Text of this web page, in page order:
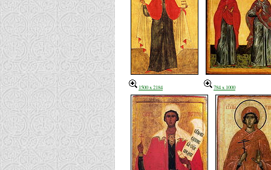
1500 x 2184 784 x 1000